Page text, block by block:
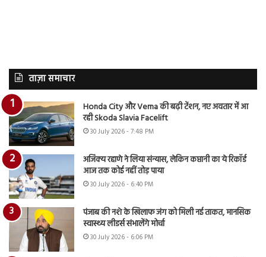
ताज़ा समाचार
Honda City और Verna की बढ़ी टेंशन, नए अवतार में आ
रही Skoda Slavia Facelift
30 July 2026 - 7:48 PM
अजिंक्य रहाणे ने लिया संन्यास, लेकिन कप्तानी का ये रिकॉर्ड
आज तक कोई नहीं तोड़ पाया
30 July 2026 - 6:40 PM
पंजाब की नशे के खिलाफ जंग को मिली नई ताकत, मानसिक
स्वास्थ्य लीडर्स संभालेंगे मोर्चा
30 July 2026 - 6:06 PM